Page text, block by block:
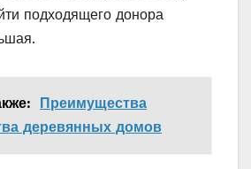
подходящего донора
Преимущества
деревянных домов